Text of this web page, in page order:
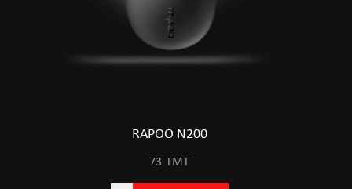
RAPOO N200
73 TMT